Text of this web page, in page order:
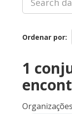
Ordenar por
1